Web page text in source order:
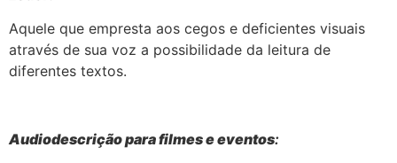
Aquele que empresta aos cegos e deficientes visuais
através de sua voz a possibilidade da leitura de
diferentes textos.
Audiodescrição para filmes e eventos: